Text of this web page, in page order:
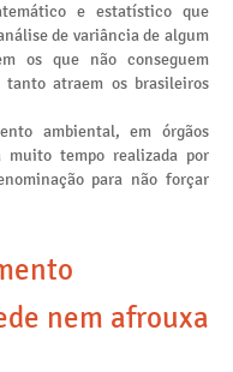
e estatístico que
de variância de algum
os que não conseguem
atraem os brasileiros
ambiental, em órgãos
muito tempo realizada por
para não forçar
nem afrouxa